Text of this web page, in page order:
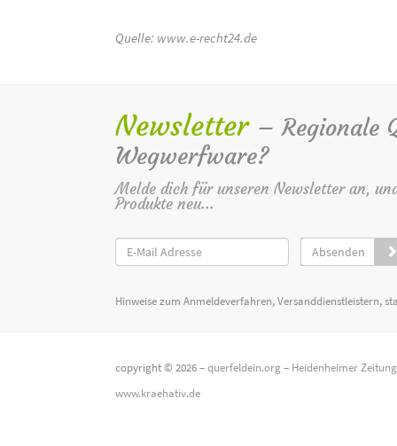
Quelle: www.e-recht24.de
Newsletter – Regionale
Wegwerfware?
Melde dich für unseren Newsletter an,
Produkte neu...
Absenden
Hinweise zum Anmeldeverfahren, Versanddienstleistern,
copyright © 2026 –querfeldein.org– Heidenheimer
www.kraehativ.de